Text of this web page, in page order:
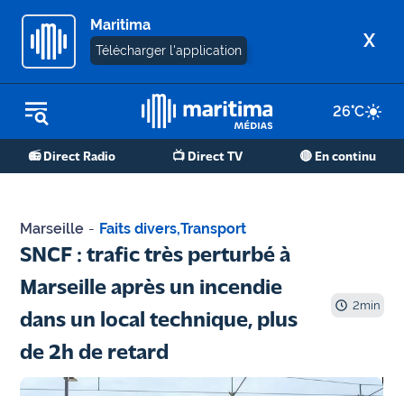
Maritima
Télécharger l'application X
26°C
📻 Direct Radio 📺 Direct TV 🔴 En continu
REPLAY RADIO
REPLAY TV
Martigues
de Berre
Marseille
- Aix
Marseille - Faits divers,Transport
SNCF : trafic très perturbé à
Marseille après un incendie
dans un local technique, plus
de 2h de retard
2min